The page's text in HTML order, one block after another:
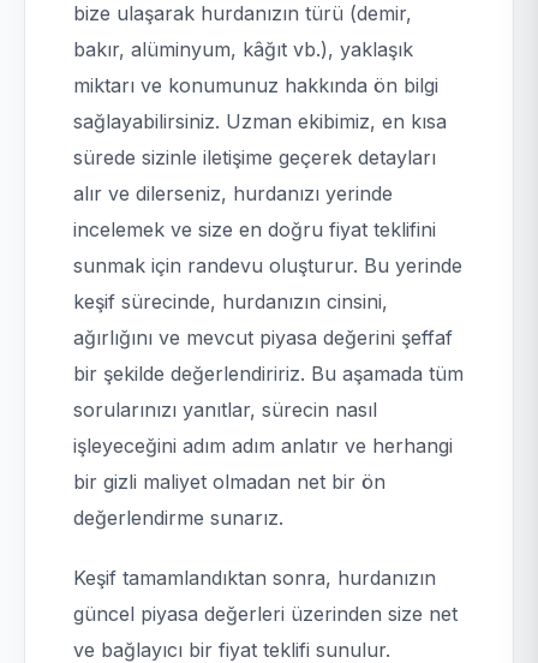
bize ulaşarak hurdanızın türü (demir,
bakır, alüminyum, kâğıt vb.), yaklaşık
miktarı ve konumunuz hakkında ön bilgi
sağlayabilirsiniz. Uzman ekibimiz, en kısa
sürede sizinle iletişime geçerek detayları
alır ve dilerseniz, hurdanızı yerinde
incelemek ve size en doğru fiyat teklifini
sunmak için randevu oluşturur. Bu yerinde
keşif sürecinde, hurdanızın cinsini,
ağırlığını ve mevcut piyasa değerini şeffaf
bir şekilde değerlendiririz. Bu aşamada tüm
sorularınızı yanıtlar, sürecin nasıl
işleyeceğini adım adım anlatır ve herhangi
bir gizli maliyet olmadan net bir ön
değerlendirme sunarız.
Keşif tamamlandıktan sonra, hurdanızın
güncel piyasa değerleri üzerinden size net
ve bağlayıcı bir fiyat teklifi sunulur.